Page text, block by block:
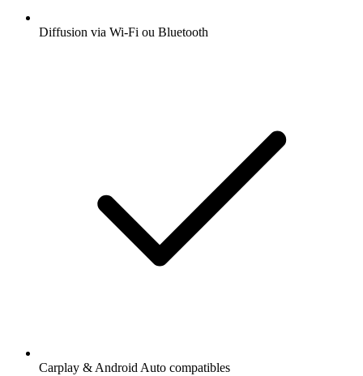
Diffusion via Wi-Fi ou Bluetooth
Carplay & Android Auto compatibles